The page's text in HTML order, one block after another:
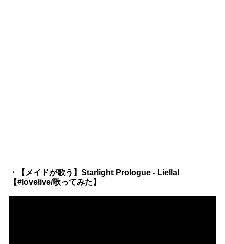
・【メイドが歌う】Starlight Prologue - Liella!
【#lovelive/歌ってみた】